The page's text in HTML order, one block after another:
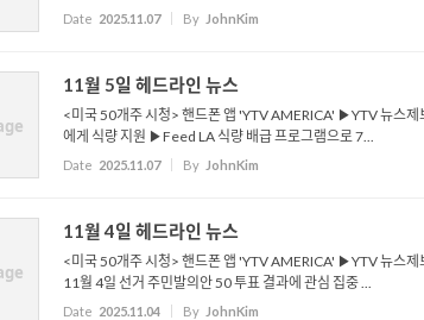
Date 2025.11.07 By JohnKim
11월 5일 헤드라인 뉴스
<미국 50개주 시청> 핸드폰 앱 'YTV AMERICA' ▶YTV 뉴스
에게 식량 지원 ▶Feed LA 식량 배급 프로그램으로 7...
Date 2025.11.07 By JohnKim
11월 4일 헤드라인 뉴스
<미국 50개주 시청> 핸드폰 앱 'YTV AMERICA' ▶YTV 뉴스
11월 4일 선거 주민발의안 50 투표 결과에 관심 집중 ...
Date 2025.11.04 By JohnKim